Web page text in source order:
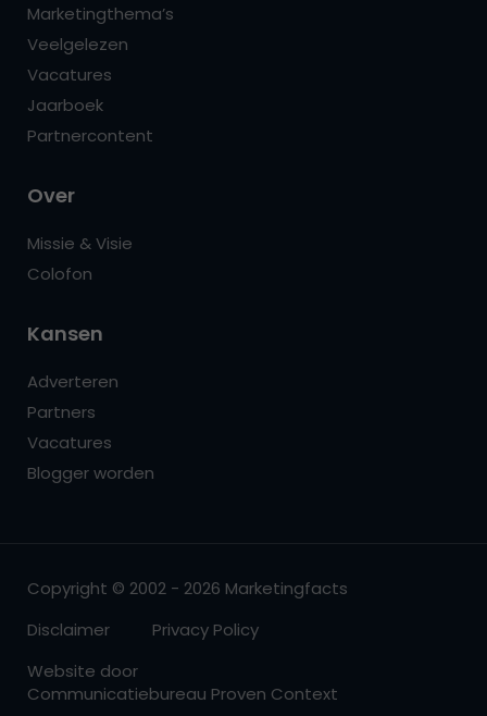
Marketingthema’s
Veelgelezen
Vacatures
Jaarboek
Partnercontent
Over
Missie & Visie
Colofon
Kansen
Adverteren
Partners
Vacatures
Blogger worden
Copyright © 2002 - 2026 Marketingfacts
Disclaimer
Privacy Policy
Website door
Communicatiebureau Proven Context